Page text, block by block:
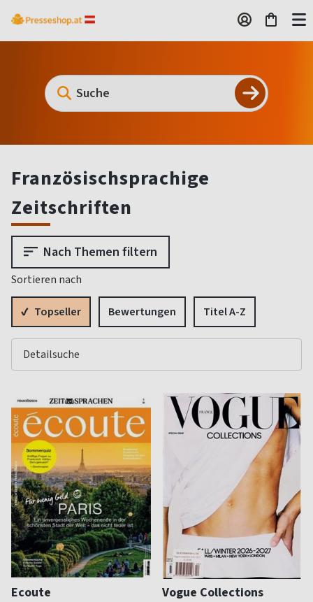
Französischsprachige
Zeitschriften
Nach Themen filtern
Sortieren nach
Topseller Bewertungen Titel A-Z
Ecoute Vogue Collections